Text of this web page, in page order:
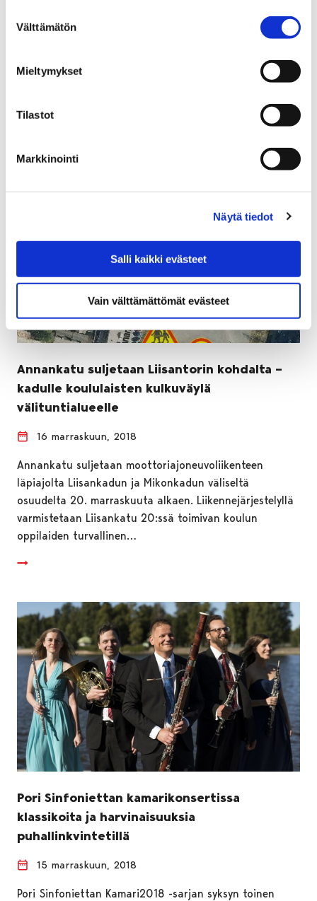
valinta
Välttämätön
Mieltymykset
Tilastot
Markkinointi
Näytä tiedot
Salli kaikki evästeet
Vain välttämättömät evästeet
19 marraskuun, 2018
Porin Aittaluodon alueella toimivien yritysten
perumaan teknisen lautakunnan tekemä päätös…
Annankatu suljetaan Liisantorin kohdalta –
kadulle koululaisten kulkuväylä
välituntialueelle
16 marraskuun, 2018
Annankatu suljetaan moottoriajoneuvoliikenteen
läpiajolta Liisankadun ja Mikonkadun väliseltä
osuudelta 20. marraskuuta alkaen. Liikennejärjestelyllä
varmistetaan Liisankatu 20:ssä toimivan koulun
oppilaiden turvallinen…
Pori Sinfoniettan kamarikonsertissa
klassikoita ja harvinaisuuksia
puhallinkvintetillä
15 marraskuun, 2018
Pori Sinfoniettan Kamari2018 -sarjan syksyn toinen